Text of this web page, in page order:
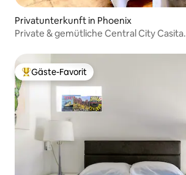
Privatunterkunft in Phoenix
Private & gemütliche Central City Casita.
Beliebter Gäste-Favorit.
Gäste-Favorit